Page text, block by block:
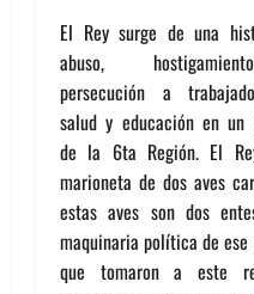
El Rey surge de una
abuso,
persecución a
salud y educación en un
de la 6ta Región. El
marioneta de dos aves
estas aves son dos
maquinaria política de
que tomaron a este